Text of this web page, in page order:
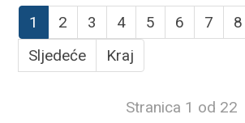
1 2 3 4 5 6 7 8
Sljedeće
Kraj
Stranica 1 od 22